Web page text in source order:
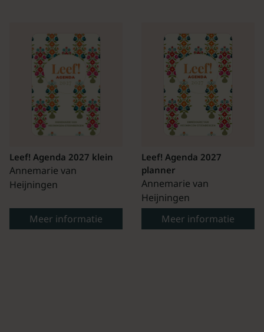
Leef! Agenda 2027 klein
Annemarie van
Heijningen
Meer informatie
Leef! Agenda 2027
planner
Annemarie van
Heijningen
Meer informatie